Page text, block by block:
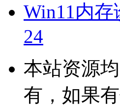
Win11内
24
本站资源
有，如果